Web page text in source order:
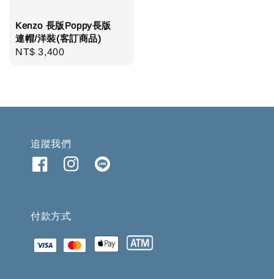
Kenzo 長版Poppy長版
連帽/洋裝(客訂商品)
Regular
NT$ 3,400
追蹤我們
付款方式